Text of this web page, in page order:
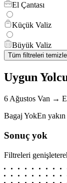
El Çantası
Küçük Valiz
Büyük Valiz
Tüm filtreleri temizle
Uygun
6 Ağustos Van →
Bagaj YokEn yakın
Sonuç yok
Filtreleri